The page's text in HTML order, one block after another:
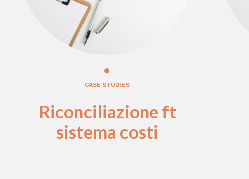
CASE STUDIES
Riconciliazione ft
sistema costi